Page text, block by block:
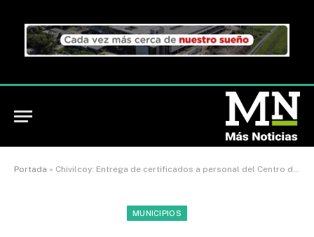
Portada » Chivilcoy: Entrega de certificados a personal del Centro de Monitoreo que se capacitó en curso de videovigilancia
MUNICIPIOS